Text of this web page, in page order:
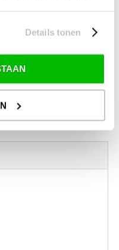
Details tonen